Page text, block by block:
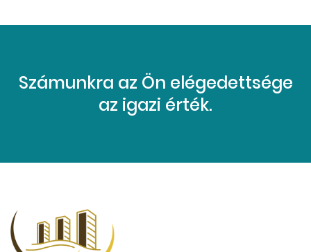
Számunkra az Ön elégedettsége
az igazi érték.